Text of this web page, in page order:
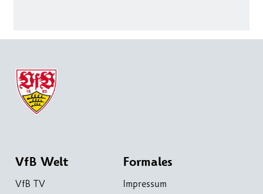
VfB Welt
VfB TV
Formales
Impressum